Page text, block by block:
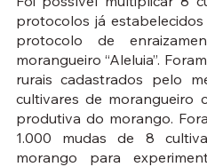
protocolos já
protocolo de
morangueiro “Aleluia”.
rurais cadastrados pelo
cultivares de morangueiro
produtiva do morango.
1.000 mudas de 8
morango para